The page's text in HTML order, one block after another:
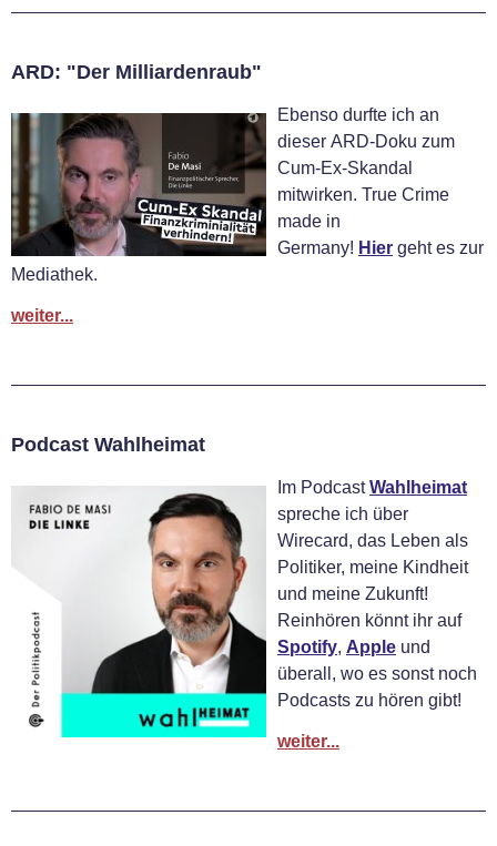
ARD: "Der Milliardenraub"
Ebenso durfte ich an
dieser ARD-Doku zum
Cum-Ex-Skandal
mitwirken. True Crime
made in
Germany! Hier geht es zur
Mediathek.
weiter...
Podcast Wahlheimat
‪Im PodcastWahlheimat
spreche ich über
Wirecard, das Leben als
Politiker, meine Kindheit
und meine Zukunft!
Reinhören könnt ihr auf
Spotify, Apple und
überall, wo es sonst noch
Podcasts zu hören gibt!
weiter...